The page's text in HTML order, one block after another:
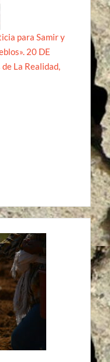
para Samir y
20 DE
La Realidad,